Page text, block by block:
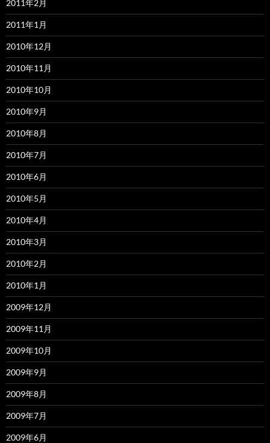
2011年2月
2011年1月
2010年12月
2010年11月
2010年10月
2010年9月
2010年8月
2010年7月
2010年6月
2010年5月
2010年4月
2010年3月
2010年2月
2010年1月
2009年12月
2009年11月
2009年10月
2009年9月
2009年8月
2009年7月
2009年6月